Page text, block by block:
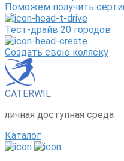
Поможем получить
Тест-драйв 20 городов
Создать свою коляску
CATERWIL
личная доступная среда
Каталог